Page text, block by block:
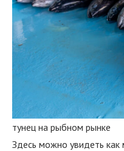
тунец на рыбном рынке
Здесь можно увидеть как